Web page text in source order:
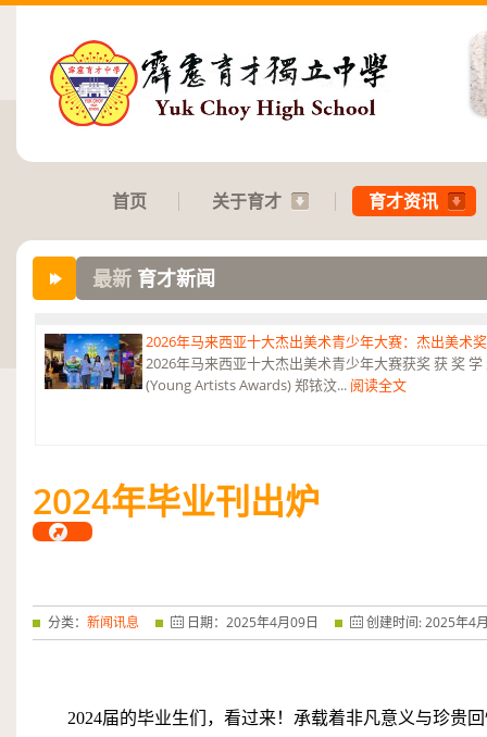
首页 关于育才 育才资讯
最新 育才新闻
恭贺本校庄浩霖同学荣获第六届“中华翰墨情”佛港澳台侨
——特优奖...阅读全文
2026年马来西亚十大杰出美术青少年大赛：杰出美术
2026年马来西亚十大杰出美术青少年大赛获奖 获 奖
(Young Artists Awards) 郑铱汶... 阅读全文
2024年毕业刊出炉
分类： 新闻讯息 日期： 2025年4月09日 创建时间:2025年4
2024届的毕业生们，看过来！承载着非凡意义与珍贵